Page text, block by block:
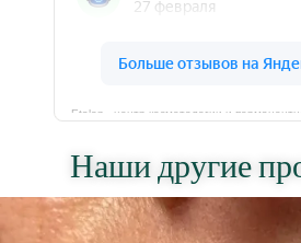
Наши другие